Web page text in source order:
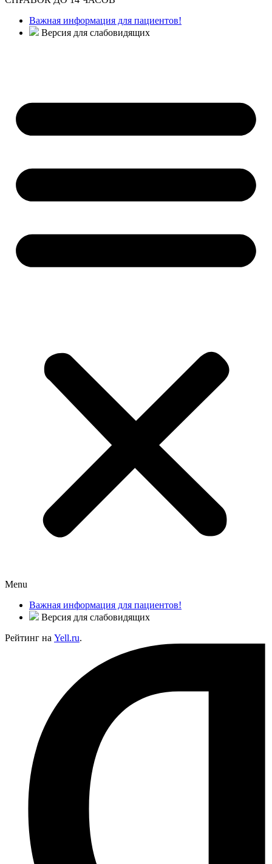
Важная информация для пациентов!
Версия для слабовидящих
Menu
Важная информация для пациентов!
Версия для слабовидящих
Рейтинг на Yell.ru.